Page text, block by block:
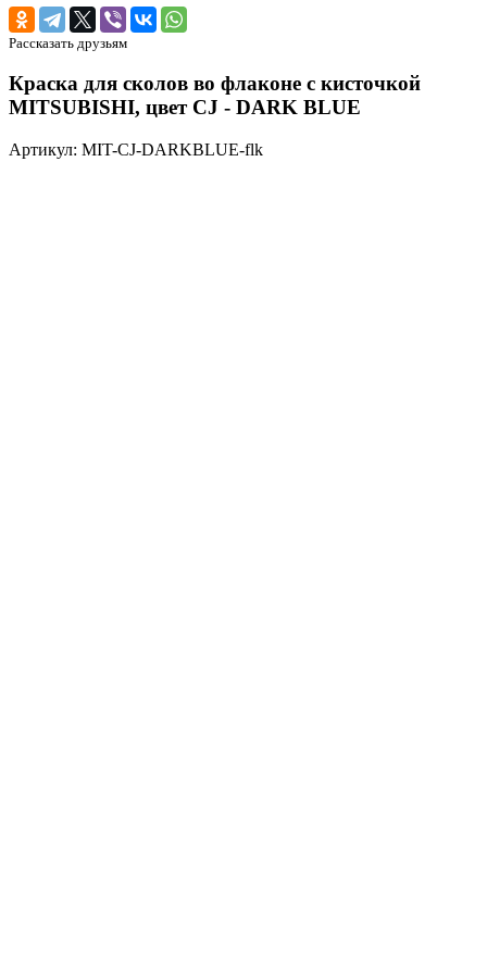
Рассказать друзьям
Краска для сколов во флаконе с кисточкой
MITSUBISHI, цвет CJ - DARK BLUE
Артикул: MIT-CJ-DARKBLUE-flk